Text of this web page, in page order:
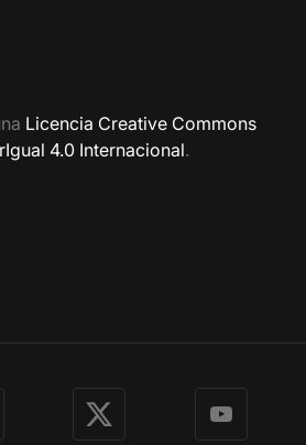
Licencia Creative Commons
4.0 Internacional.
X YouTube